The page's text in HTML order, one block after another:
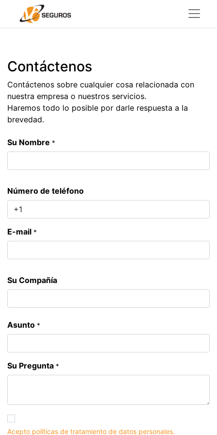
Contáctenos
Contáctenos sobre cualquier cosa relacionada con
nuestra empresa o nuestros servicios.
Haremos todo lo posible por darle respuesta a la
brevedad.
Su Nombre *
Número de teléfono
E-mail *
Su Compañía
Asunto *
Su Pregunta *
Acepto políticas de tratamiento de datos personales.